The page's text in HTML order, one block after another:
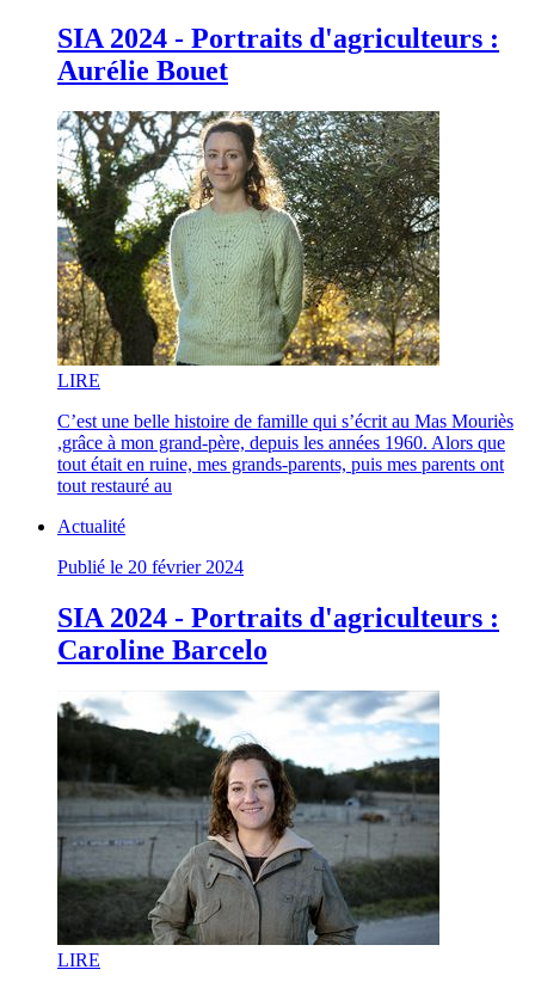
SIA 2024 - Portraits d'agriculteurs :
Aurélie Bouet
LIRE
C’est une belle histoire de famille qui s’écrit au Mas Mouriès
,grâce à mon grand-père, depuis les années 1960. Alors que
tout était en ruine, mes grands-parents, puis mes parents ont
tout restauré au
Actualité
Publié le 20 février 2024
SIA 2024 - Portraits d'agriculteurs :
Caroline Barcelo
LIRE